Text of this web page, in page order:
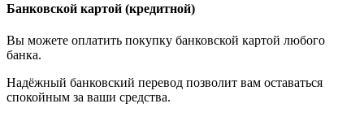
Банковской картой (кредитной)
Вы можете оплатить покупку банковской картой любого
банка.
Надёжный банковский перевод позволит вам оставаться
спокойным за ваши средства.